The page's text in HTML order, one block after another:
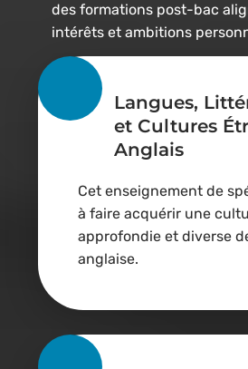
des formations post-bac
intérêts et ambitions
Langues,
et Cultures
Anglais
Cet enseignement de
à faire acquérir une
approfondie et diverse
anglaise.